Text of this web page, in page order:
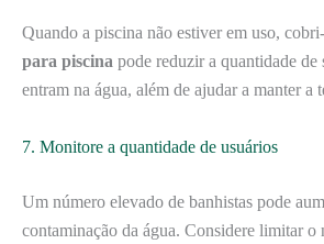
Quando a piscina não estiver em uso,
para piscina pode reduzir a quantidade de
entram na água, além de ajudar a manter a
7. Monitore a quantidade de usuários
Um número elevado de banhistas pode
contaminação da água. Considere limitar o